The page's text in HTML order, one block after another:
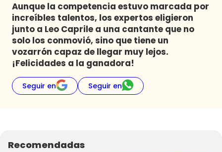
Aunque la competencia estuvo marcada por
increíbles talentos, los expertos eligieron
junto a Leo Caprile a una cantante que no
solo los conmovió, sino que tiene un
vozarrón capaz de llegar muy lejos.
¡Felicidades a la ganadora!
Seguir en Seguir en
Recomendadas
El Tiempo
Sabingo
Todos Los Programas